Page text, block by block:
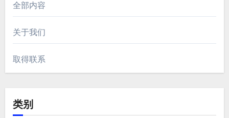
全部内容
关于我们
取得联系
类别